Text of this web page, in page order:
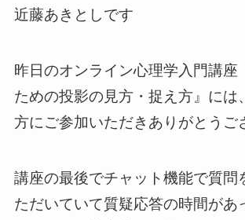
近藤あきとしです
昨日のオンライン心理学入門講座
ための投影の見方・捉え方』には
方にご参加いただきありがとうご
講座の最後でチャット機能で質問
ただいていて質疑応答の時間があ